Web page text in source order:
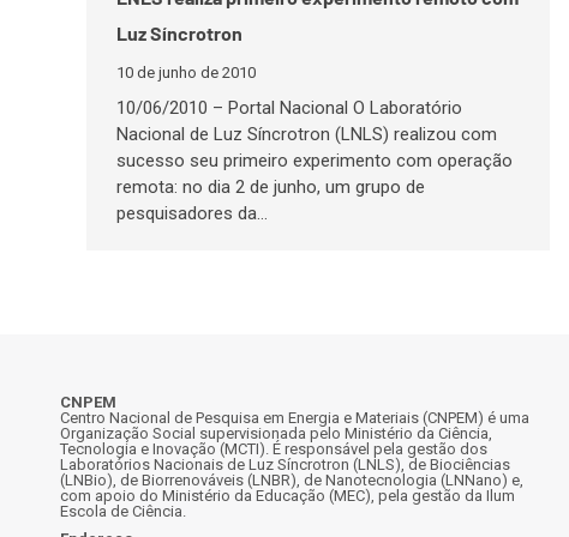
Luz Síncrotron
10 de junho de 2010
10/06/2010 – Portal Nacional O Laboratório
Nacional de Luz Síncrotron (LNLS) realizou com
sucesso seu primeiro experimento com operação
remota: no dia 2 de junho, um grupo de
pesquisadores da…
CNPEM
Centro Nacional de Pesquisa em Energia e Materiais (CNPEM) é uma
Organização Social supervisionada pelo Ministério da Ciência,
Tecnologia e Inovação (MCTI). É responsável pela gestão dos
Laboratórios Nacionais de Luz Síncrotron (LNLS), de Biociências
(LNBio), de Biorrenováveis (LNBR), de Nanotecnologia (LNNano) e,
com apoio do Ministério da Educação (MEC), pela gestão da Ilum
Escola de Ciência.